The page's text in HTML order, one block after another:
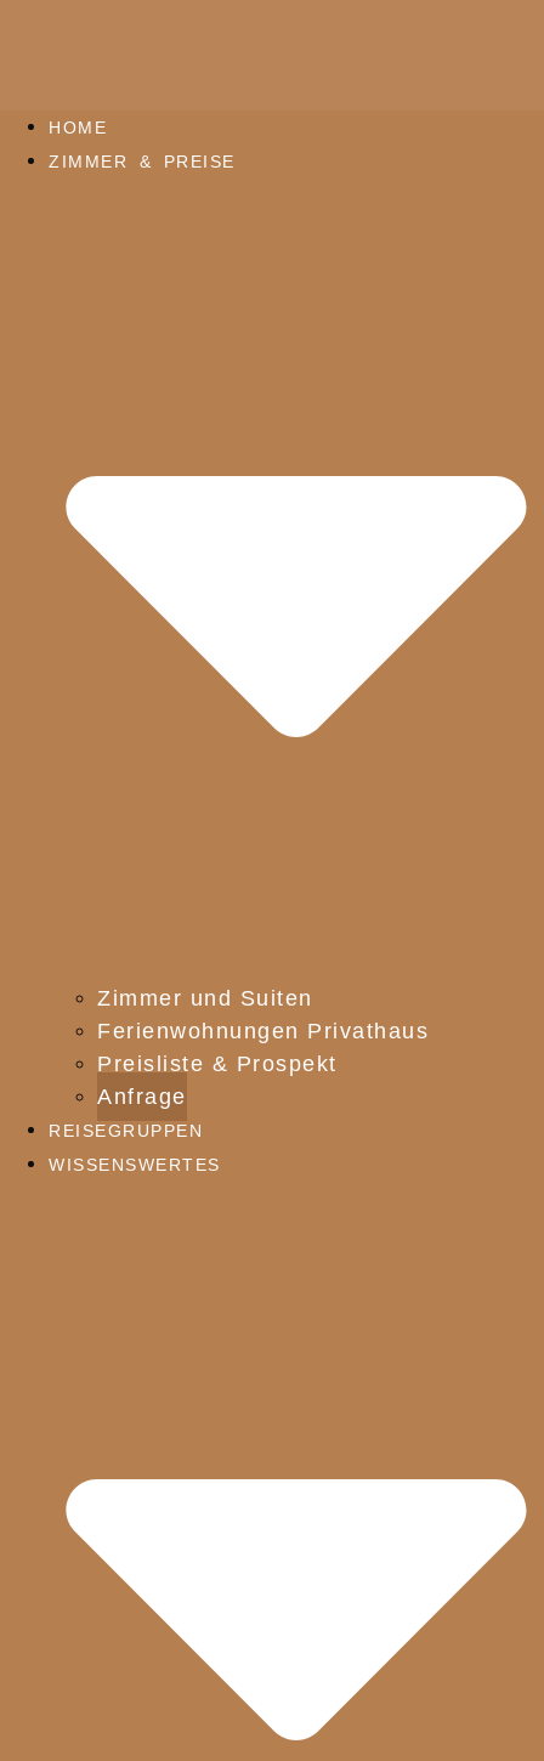
HOME
ZIMMER & PREISE
Zimmer und Suiten
Ferienwohnungen Privathaus
Preisliste & Prospekt
Anfrage
REISEGRUPPEN
WISSENSWERTES